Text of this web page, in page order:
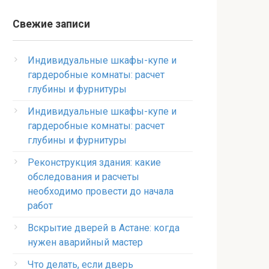
Свежие записи
Индивидуальные шкафы-купе и
гардеробные комнаты: расчет
глубины и фурнитуры
Индивидуальные шкафы-купе и
гардеробные комнаты: расчет
глубины и фурнитуры
Реконструкция здания: какие
обследования и расчеты
необходимо провести до начала
работ
Вскрытие дверей в Астане: когда
нужен аварийный мастер
Что делать, если дверь